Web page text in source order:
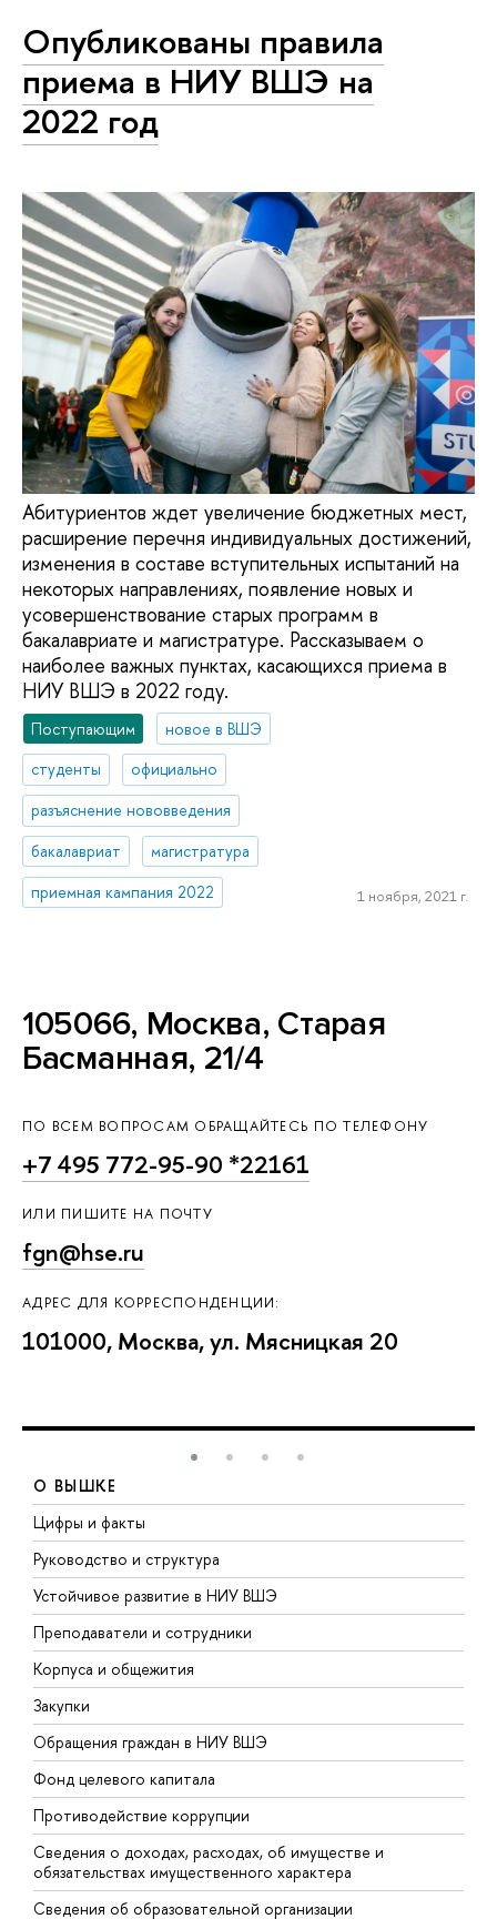
Опубликованы правила
приема в НИУ ВШЭ на
2022 год
Абитуриентов ждет увеличение бюджетных мест,
расширение перечня индивидуальных достижений,
изменения в составе вступительных испытаний на
некоторых направлениях, появление новых и
усовершенствование старых программ в
бакалавриате и магистратуре. Рассказываем о
наиболее важных пунктах, касающихся приема в
НИУ ВШЭ в 2022 году.
Поступающим
новое в ВШЭ
студенты
официально
разъяснение нововведения
бакалавриат
магистратура
приемная кампания 2022
1 ноября, 2021 г.
105066, Москва, Старая
Басманная, 21/4
ПО ВСЕМ ВОПРОСАМ ОБРАЩАЙТЕСЬ ПО ТЕЛЕФОНУ
+7 495 772-95-90 *22161
ИЛИ ПИШИТЕ НА ПОЧТУ
fgn@hse.ru
АДРЕС ДЛЯ КОРРЕСПОНДЕНЦИИ:
101000, Москва, ул. Мясницкая 20
О ВЫШКЕ
Цифры и факты
Руководство и структура
Устойчивое развитие в НИУ ВШЭ
Преподаватели и сотрудники
Корпуса и общежития
Закупки
Обращения граждан в НИУ ВШЭ
Фонд целевого капитала
Противодействие коррупции
Сведения о доходах, расходах, об имуществе и
обязательствах имущественного характера
Сведения об образовательной организации